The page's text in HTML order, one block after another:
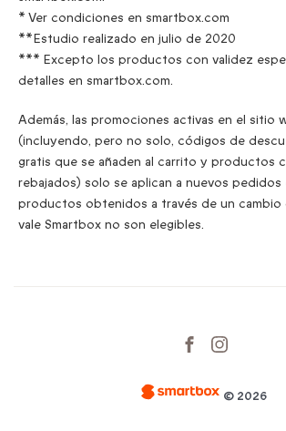
* Ver condiciones en smartbox.com
**Estudio realizado en julio de 2020
*** Excepto los productos con validez
detalles en smartbox.com.
Además, las promociones activas en el sitio
(incluyendo, pero no solo, códigos de
gratis que se añaden al carrito y productos
rebajados) solo se aplican a nuevos pedidos
productos obtenidos a través de un cambio
vale Smartbox no son elegibles.
© 2026